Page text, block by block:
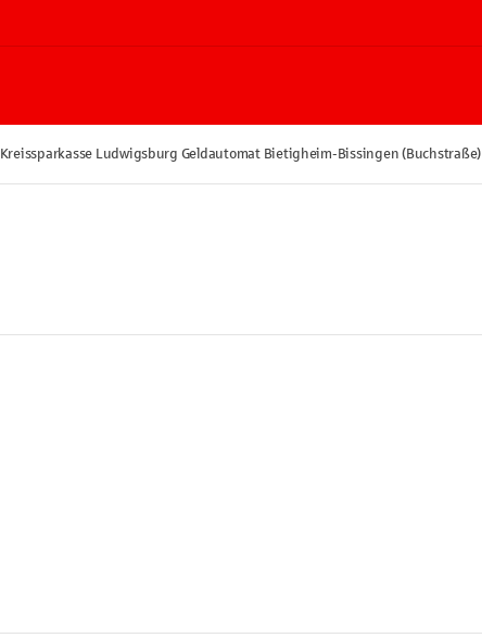
Kreissparkasse Ludwigsburg Geldautomat Bietigheim-Bissingen (Buchstraße)